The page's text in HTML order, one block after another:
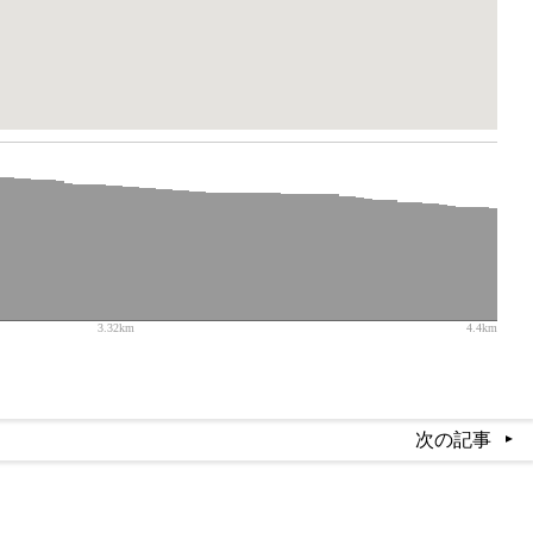
3.32km 4.4km
次の記事